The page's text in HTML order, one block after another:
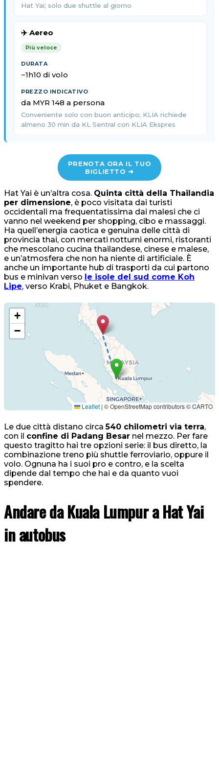
Hat Yai; solo due shuttle al giorno
✈️ Aereo
Più veloce
~1h10 di volo
da MYR 148 a persona
Conveniente solo con buon anticipo; KLIA richiede
almeno 30 min da KL Sentral con KLIA Ekspres
PRENOTA ORA IL TUO
BIGLIETTO ➜
Hat Yai è un’altra cosa. Quinta città della Thailandia
per dimensione, è poco visitata dai turisti
occidentali ma frequentatissima dai malesi che ci
vanno nel weekend per shopping, cibo e massaggi.
Ha quell’energia caotica e genuina delle città di
provincia thai, con mercati notturni enormi, ristoranti
che mescolano cucina thailandese, cinese e malese,
e un’atmosfera che non ha niente di artificiale. È
anche un importante hub di trasporti da cui partono
bus e minivan verso le isole del sud come Koh
Lipe, verso Krabi, Phuket e Bangkok.
+
−
Leaflet | © OpenStreetMap contributors © CARTO
Le due città distano circa540 chilometri via terra,
con il confine di Padang Besar nel mezzo. Per fare
questo tragitto hai tre opzioni serie: il bus diretto, la
combinazione treno più shuttle ferroviario, oppure il
volo. Ognuna ha i suoi pro e contro, e la scelta
dipende dal tempo che hai e da quanto vuoi
spendere.
Andare da Kuala Lumpur a Hat Yai
in autobus